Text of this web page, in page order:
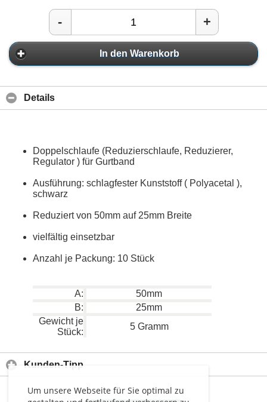
Um unsere Webseite für Sie optimal zu
- +
In den Warenkorb
Details
Doppelschlaufe (Reduzierschlaufe, Reduzierer,
Regulator ) für Gurtband
Ausführung: schlagfester Kunststoff ( Polyacetal ),
schwarz
Reduziert von 50mm auf 25mm Breite
vielfältig einsetzbar
Anzahl je Packung: 10 Stück
A:
50mm
B:
25mm
Gewicht je
Stück:
5 Gramm
Kunden-Tipp